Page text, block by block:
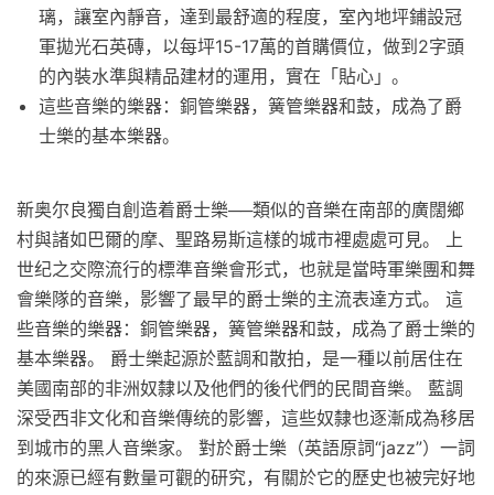
璃，讓室內靜音，達到最舒適的程度，室內地坪鋪設冠
軍拋光石英磚，以每坪15-17萬的首購價位，做到2字頭
的內裝水準與精品建材的運用，實在「貼心」。
這些音樂的樂器：銅管樂器，簧管樂器和鼓，成為了爵
士樂的基本樂器。
新奥尔良獨自創造着爵士樂──類似的音樂在南部的廣闊鄉
村與諸如巴爾的摩、聖路易斯這樣的城市裡處處可見。 上
世纪之交際流行的標準音樂會形式，也就是當時軍樂團和舞
會樂隊的音樂，影響了最早的爵士樂的主流表達方式。 這
些音樂的樂器：銅管樂器，簧管樂器和鼓，成為了爵士樂的
基本樂器。 爵士樂起源於藍調和散拍，是一種以前居住在
美國南部的非洲奴隸以及他們的後代們的民間音樂。 藍調
深受西非文化和音樂傳统的影響，這些奴隸也逐漸成為移居
到城市的黑人音樂家。 對於爵士樂（英語原詞“jazz”）一詞
的來源已經有數量可觀的研究，有關於它的歷史也被完好地